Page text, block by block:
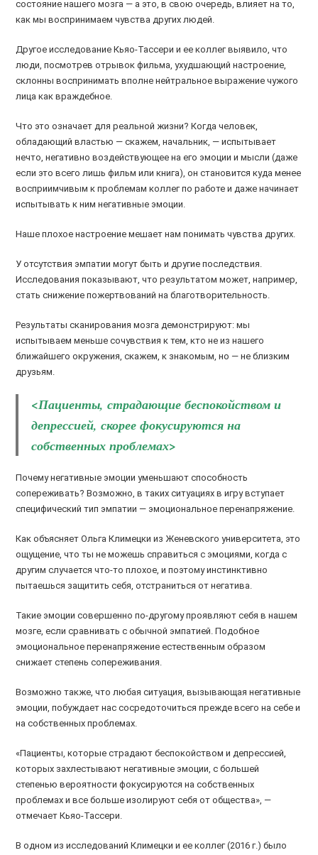
состояние нашего мозга — а это, в свою очередь, влияет на то,
как мы воспринимаем чувства других людей.
Другое исследование Кьяо-Тассери и ее коллег выявило, что
люди, посмотрев отрывок фильма, ухудшающий настроение,
склонны воспринимать вполне нейтральное выражение чужого
лица как враждебное.
Что это означает для реальной жизни? Когда человек,
обладающий властью — скажем, начальник, — испытывает
нечто, негативно воздействующее на его эмоции и мысли (даже
если это всего лишь фильм или книга), он становится куда менее
восприимчивым к проблемам коллег по работе и даже начинает
испытывать к ним негативные эмоции.
Наше плохое настроение мешает нам понимать чувства других.
У отсутствия эмпатии могут быть и другие последствия.
Исследования показывают, что результатом может, например,
стать снижение пожертвований на благотворительность.
Результаты сканирования мозга демонстрируют: мы
испытываем меньше сочувствия к тем, кто не из нашего
ближайшего окружения, скажем, к знакомым, но — не близким
друзьям.
<Пациенты, страдающие беспокойством и
депрессией, скорее фокусируются на
собственных проблемах>
Почему негативные эмоции уменьшают способность
сопереживать? Возможно, в таких ситуациях в игру вступает
специфический тип эмпатии — эмоциональное перенапряжение.
Как объясняет Ольга Климецки из Женевского университета, это
ощущение, что ты не можешь справиться с эмоциями, когда с
другим случается что-то плохое, и поэтому инстинктивно
пытаешься защитить себя, отстраниться от негатива.
Такие эмоции совершенно по-другому проявляют себя в нашем
мозге, если сравнивать с обычной эмпатией. Подобное
эмоциональное перенапряжение естественным образом
снижает степень сопереживания.
Возможно также, что любая ситуация, вызывающая негативные
эмоции, побуждает нас сосредоточиться прежде всего на себе и
на собственных проблемах.
«Пациенты, которые страдают беспокойством и депрессией,
которых захлестывают негативные эмоции, с большей
степенью вероятности фокусируются на собственных
проблемах и все больше изолируют себя от общества», —
отмечает Кьяо-Тассери.
В одном из исследований Климецки и ее коллег (2016 г.) было